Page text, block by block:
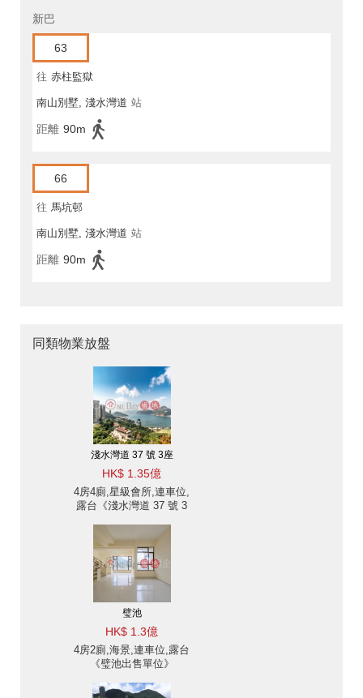
新巴
63
往 赤柱監獄
南山別墅, 淺水灣道 站
距離 90m
66
往 馬坑邨
南山別墅, 淺水灣道 站
距離 90m
同類物業放盤
淺水灣道 37 號 3座
HK$ 1.35億
4房4廁,星級會所,連車位,
露台《淺水灣道 37 號 3
璧池
HK$ 1.3億
4房2廁,海景,連車位,露台
《璧池出售單位》